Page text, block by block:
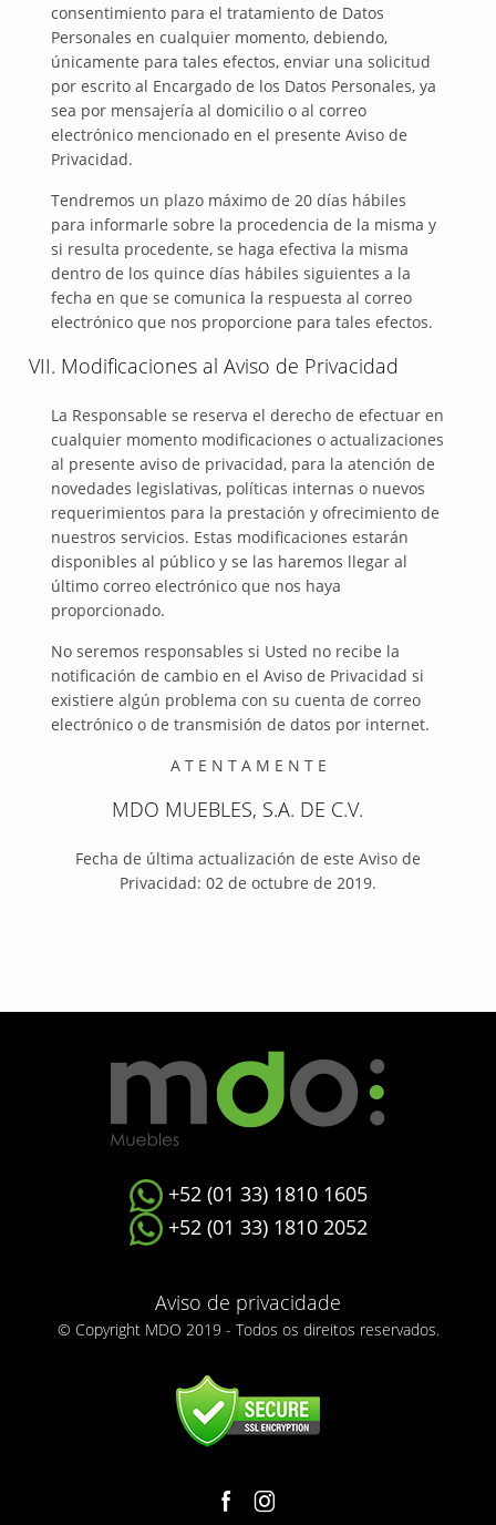
consentimiento para el tratamiento de Datos
Personales en cualquier momento, debiendo,
únicamente para tales efectos, enviar una solicitud
por escrito al Encargado de los Datos Personales, ya
sea por mensajería al domicilio o al correo
electrónico mencionado en el presente Aviso de
Privacidad.
Tendremos un plazo máximo de 20 días hábiles
para informarle sobre la procedencia de la misma y
si resulta procedente, se haga efectiva la misma
dentro de los quince días hábiles siguientes a la
fecha en que se comunica la respuesta al correo
electrónico que nos proporcione para tales efectos.
VII. Modificaciones al Aviso de Privacidad
La Responsable se reserva el derecho de efectuar en
cualquier momento modificaciones o actualizaciones
al presente aviso de privacidad, para la atención de
novedades legislativas, políticas internas o nuevos
requerimientos para la prestación y ofrecimiento de
nuestros servicios. Estas modificaciones estarán
disponibles al público y se las haremos llegar al
último correo electrónico que nos haya
proporcionado.
No seremos responsables si Usted no recibe la
notificación de cambio en el Aviso de Privacidad si
existiere algún problema con su cuenta de correo
electrónico o de transmisión de datos por internet.
A T E N T A M E N T E
MDO MUEBLES, S.A. DE C.V.
Fecha de última actualización de este Aviso de
Privacidad: 02 de octubre de 2019.
+52 (01 33) 1810 1605
+52 (01 33) 1810 2052
Aviso de privacidade
© Copyright MDO 2019 - Todos os direitos reservados.